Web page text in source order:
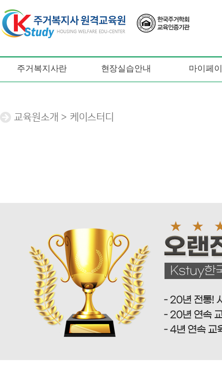
주거복지사란 현장실습안내 마이페
교육원소개 > 케이스터디